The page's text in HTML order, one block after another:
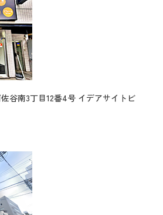
谷南3丁目12番4号 イデアサイトビ